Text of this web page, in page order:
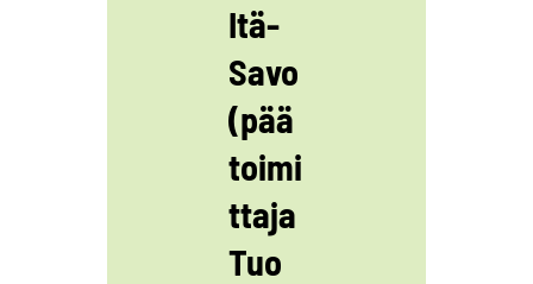
Itä-
Savo
(pää
toimi
ttaja
Tuo